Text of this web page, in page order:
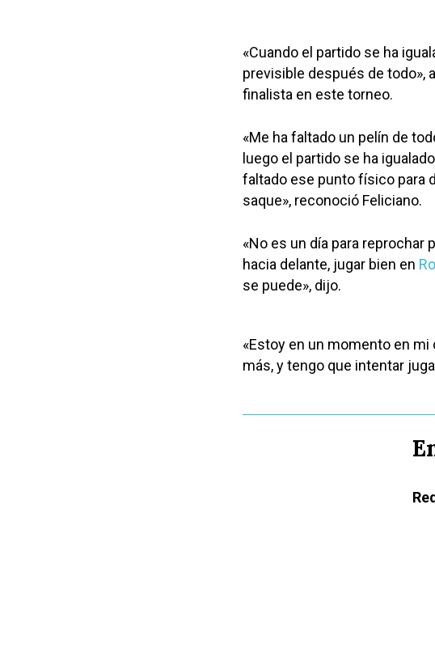
«Cuando el partido se ha
previsible después de todo»,
finalista en este torneo.
«Me ha faltado un pelín de
luego el partido se ha
faltado ese punto físico para
saque», reconoció Feliciano.
«No es un día para reprochar
hacia delante, jugar bien en
se puede», dijo.
«Estoy en un momento en mi
más, y tengo que intentar